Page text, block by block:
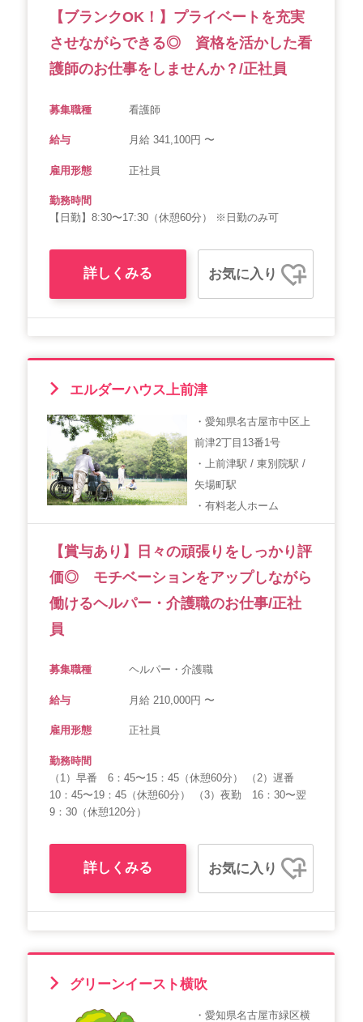
【ブランクOK！】プライベートを充実
させながらできる◎ 資格を活かした看
護師のお仕事をしませんか？/正社員
募集職種 看護師
給与 月給 341,100円 〜
雇用形態 正社員
勤務時間
【日勤】8:30〜17:30（休憩60分） ※日勤のみ可
詳しくみる お気に入り
エルダーハウス上前津
・愛知県名古屋市中区上
前津2丁目13番1号
・上前津駅 / 東別院駅 /
矢場町駅
・有料老人ホーム
【賞与あり】日々の頑張りをしっかり評
価◎ モチベーションをアップしながら
働けるヘルパー・介護職のお仕事/正社
員
募集職種 ヘルパー・介護職
給与 月給 210,000円 〜
雇用形態 正社員
勤務時間
（1）早番 6：45〜15：45（休憩60分） （2）遅番
10：45〜19：45（休憩60分） （3）夜勤 16：30〜翌
9：30（休憩120分）
詳しくみる お気に入り
グリーンイースト横吹
・愛知県名古屋市緑区横